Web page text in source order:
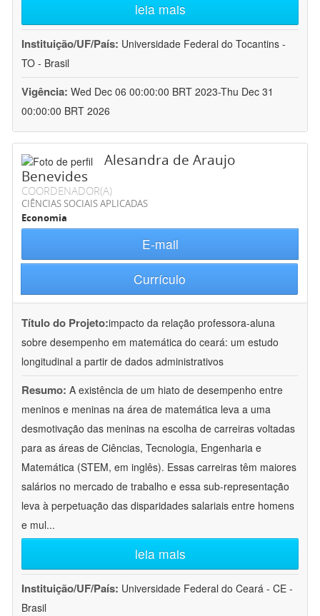
leia mais
Instituição/UF/País: Universidade Federal do Tocantins -
TO - Brasil
Vigência: Wed Dec 06 00:00:00 BRT 2023-Thu Dec 31
00:00:00 BRT 2026
Alesandra de Araujo
Benevides
COORDENADOR(A)
CIÊNCIAS SOCIAIS APLICADAS
Economia
E-mail
Currículo
Título do Projeto:impacto da relação professora-aluna
sobre desempenho em matemática do ceará: um estudo
longitudinal a partir de dados administrativos
Resumo: A existência de um hiato de desempenho entre
meninos e meninas na área de matemática leva a uma
desmotivação das meninas na escolha de carreiras voltadas
para as áreas de Ciências, Tecnologia, Engenharia e
Matemática (STEM, em inglês). Essas carreiras têm maiores
salários no mercado de trabalho e essa sub-representação
leva à perpetuação das disparidades salariais entre homens
e mul...
leia mais
Instituição/UF/País: Universidade Federal do Ceará - CE -
Brasil